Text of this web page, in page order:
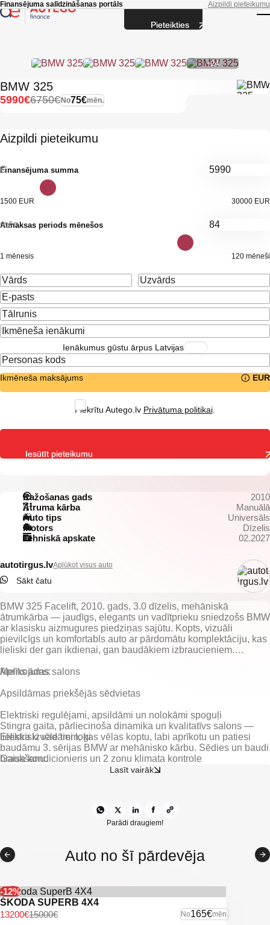
Skip to main content
Finansējuma salīdzināšanas portāls Aizpildi pieteikumu
+24
BMW 325
No75€mēn.
6750€
5990€
Aizpildi pieteikumu
Finansējuma summa
€
1500 EUR 30000 EUR
Atmaksas periods mēnešos
mēn.
1 mēnesis 120 mēneši
Ienākumus gūstu ārpus Latvijas
Ikmēneša maksājums EUR
Piekrītu Autego.lv Privātuma politikai.
Ražošanas gads
2010
Ātruma kārba
Manuālā
Auto tips
Universāls
Motors
Dīzelis
Tehniskā apskate
02.2027
autotirgus.lvAplūkot visus auto
Sākt čatu
BMW 325 Facelift, 2010. gads, 3.0 dīzelis, mehāniskā
ātrumkārba — jaudīgs, elegants un vadītprieku sniedzošs BMW
ar klasisku aizmugures piedziņas sajūtu. Kopts, vizuāli
pievilcīgs un komfortabls auto ar pārdomātu komplektāciju, kas
lieliski der gan ikdienai, gan baudākiem izbraucieniem.
Melns ādas salons
Apsildāmas priekšējās sēdvietas
Elektriski regulējami, apsildāmi un nolokāmi spoguļi
Elektriski vadāmi logi
Gaisa kondicionieris un 2 zonu klimata kontrole
BMW multimediju sistēma ar navigāciju
Aizmugurējie parkošanās sensori
Automātiskās tuvās/tālās gaismas
Xenon lukturi ar mazgātājiem, miglas lukturi
Vieglmetāla diski
Stingra gaita, pārliecinoša dinamika un kvalitatīvs salons —
lieliska izvēle tiem, kas vēlas koptu, labi aprīkotu un patiesi
baudāmu 3. sērijas BMW ar mehānisko kārbu. Sēdies un baudi
braukšanu.
Lasīt vairāk
Parādi draugiem!
Auto no šī pārdevēja
-12%
ŠKODA SUPERB 4X4
No165€mēn.
15000€
13200€